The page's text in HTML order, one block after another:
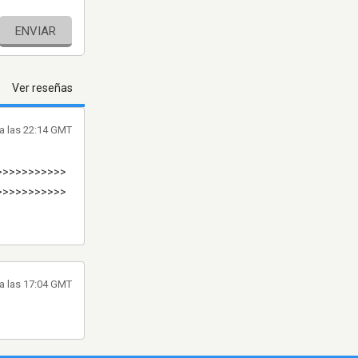
ENVIAR
Ver reseñas
las 22:14 GMT
las 17:04 GMT